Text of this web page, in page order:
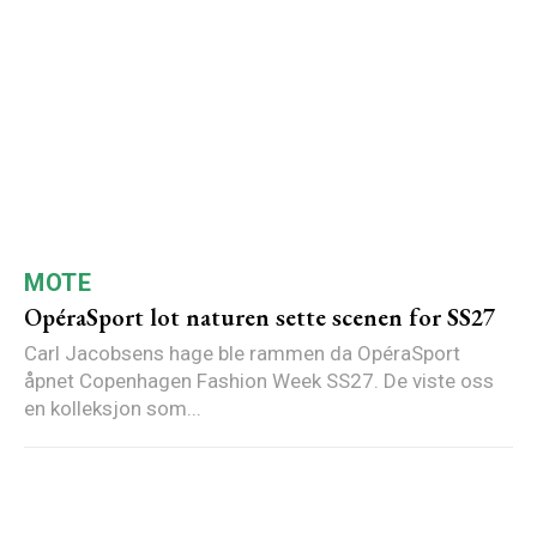
MOTE
OpéraSport lot naturen sette scenen for SS27
Carl Jacobsens hage ble rammen da OpéraSport
åpnet Copenhagen Fashion Week SS27. De viste oss
en kolleksjon som...